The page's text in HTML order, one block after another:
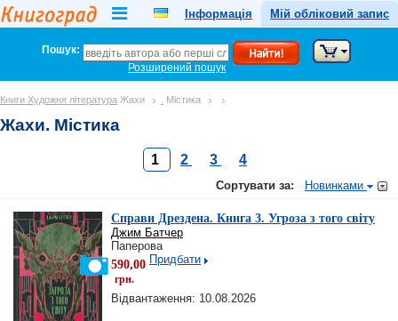
Інформація Мій обліковий запис
Пошук:
Розширений пошук
Книги Художня література Жахи Містика
Жахи. Містика
1 2 3 4
Сортувати за: Новинками
Справи Дрездена. Книга 3. Угроза з того світу
Джим Батчер
Паперова
590,00
грн.
Придбати
Відвантаження: 10.08.2026